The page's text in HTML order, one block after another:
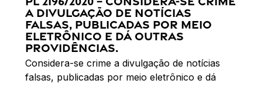
a divulgação de notícias
falsas, publicadas por meio
eletrônico e dá outras
providências.
Considera-se crime a divulgação de notícias
falsas, publicadas por meio eletrônico e dá